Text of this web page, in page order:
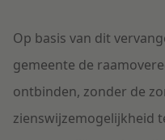
Op basis van dit
gemeente de
ontbinden, zonder de
zienswijzemogelijkheid